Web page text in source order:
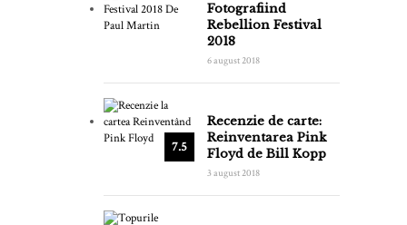
Fotografiind
Rebellion Festival
2018
6 august 2018
7.5
Recenzie de carte:
Reinventarea Pink
Floyd de Bill Kopp
3 august 2018